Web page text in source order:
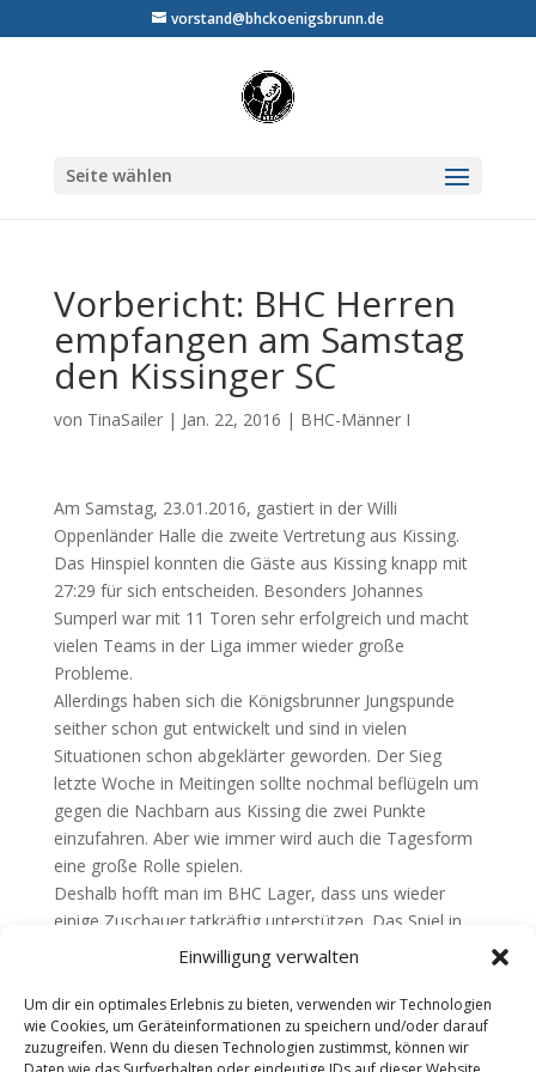
Einwilligung verwalten
Um dir ein optimales Erlebnis zu bieten, verwenden wir Technologien
wie Cookies, um Geräteinformationen zu speichern und/oder darauf
zuzugreifen. Wenn du diesen Technologien zustimmst, können wir
vorstand@bhckoenigsbrunn.de
Seite wählen
Vorbericht: BHC Herren
empfangen am Samstag
den Kissinger SC
von TinaSailer| Jan. 22, 2016 | BHC-Männer I
Am Samstag, 23.01.2016, gastiert in der Willi
Oppenländer Halle die zweite Vertretung aus Kissing.
Das Hinspiel konnten die Gäste aus Kissing knapp mit
27:29 für sich entscheiden. Besonders Johannes
Sumperl war mit 11 Toren sehr erfolgreich und macht
vielen Teams in der Liga immer wieder große
Probleme.
Allerdings haben sich die Königsbrunner Jungspunde
seither schon gut entwickelt und sind in vielen
Situationen schon abgeklärter geworden. Der Sieg
letzte Woche in Meitingen sollte nochmal beflügeln um
gegen die Nachbarn aus Kissing die zwei Punkte
einzufahren. Aber wie immer wird auch die Tagesform
eine große Rolle spielen.
Deshalb hofft man im BHC Lager, dass uns wieder
einige Zuschauer tatkräftig unterstützen. Das Spiel in
der WOH beginnt um 19.00 Uhr. Davor spielt die mC-
Jugend 2 gegen die DJK Augsburg-Hochzoll.
Teilen mit: